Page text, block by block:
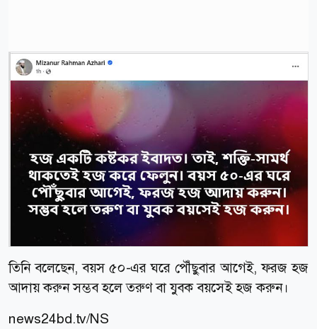
তিনি বলেছেন, বয়স ৫০-এর ঘরে পৌঁছুবার আগেই, ফরজ হজ
আদায় করুন সম্ভব হলে তরুণ বা যুবক বয়সেই হজ করুন।
news24bd.tv/NS